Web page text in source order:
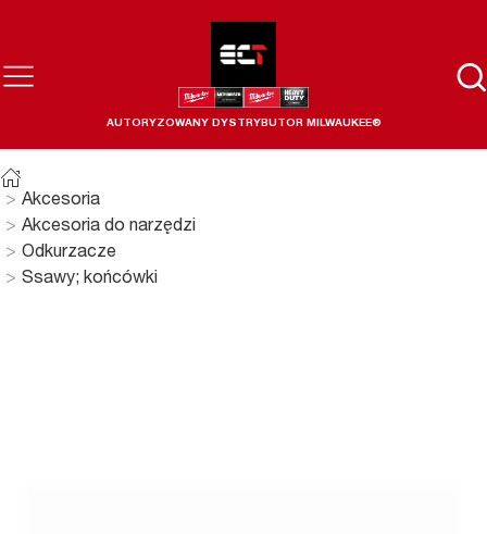
AUTORYZOWANY DYSTRYBUTOR MILWAUKEE®
Akcesoria
Akcesoria do narzędzi
Odkurzacze
Ssawy; końcówki